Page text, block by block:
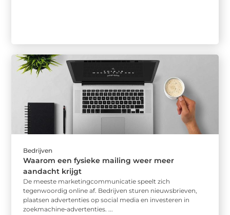
Bedrijven
Waarom een fysieke mailing weer meer
aandacht krijgt
De meeste marketingcommunicatie speelt zich
tegenwoordig online af. Bedrijven sturen nieuwsbrieven,
plaatsen advertenties op social media en investeren in
zoekmachine‑advertenties. ...